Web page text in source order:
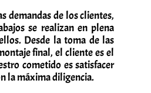
demandas de los clientes,
se realizan en plena
Desde la toma de las
final, el cliente es el
cometido es satisfacer
la máxima diligencia.